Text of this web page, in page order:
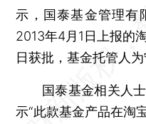
示，国泰基金管理有
2013年4月1日上报的
日获批，基金托管人为
国泰基金相关人士
示“此款基金产品在淘